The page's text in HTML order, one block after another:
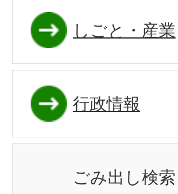
しごと・産業
行政情報
ごみ出し検索